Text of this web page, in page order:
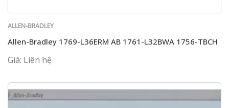
ALLEN-BRADLEY
Allen-Bradley 1769-L36ERM AB 1761-L32BWA 1756-TBCH
Giá: Liên hệ